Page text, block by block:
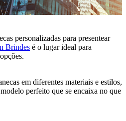
personalizadas para presentear
Brindes é o lugar ideal para
em diferentes materiais e estilos,
perfeito que se encaixa no que